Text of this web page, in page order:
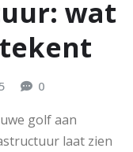
wat
0
golf aan
laat zien